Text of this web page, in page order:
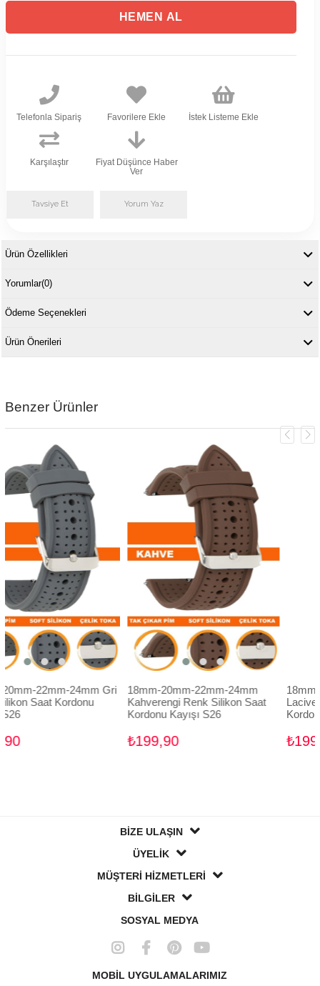
Telefonla Sipariş Favorilere Ekle İstek Listeme Ekle
Karşılaştır
Fiyat Düşünce Haber
Ver
Tavsiye Et Yorum Yaz
Ürün Özellikleri
Yorumlar(0)
Ödeme Seçenekleri
Ürün Önerileri
Benzer Ürünler
24mm Gri
Kordonu
18mm-20mm-22mm-24mm
Kahverengi Renk Silikon Saat
Kordonu Kayışı S26
₺199,90
18mm-20mm-
Lacivert Renk
Kordonu Kayışı
₺199,90
BİZE ULAŞIN
ÜYELİK
MÜŞTERİ HİZMETLERİ
BİLGİLER
SOSYAL MEDYA
MOBİL UYGULAMALARIMIZ